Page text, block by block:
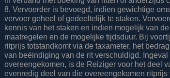
8. Vervoerder is bevoegd, indien gewichtige
vervoer geheel of gedeeltelijk te staken.
kennis van het staken en indien mogelijk van
maatregelen en de mogelijke tijdsduur. Bij
ritprijs totstandkomt via de taxameter, het
van beëindiging van de rit verschuldigd.
overeengekomen, is de Reiziger voor het deel
evenredig deel van die overeengekomen ritprijs